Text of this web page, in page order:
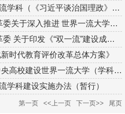
加快建设世界一流大学和一流学科（《习近平谈治国理政》第二卷）
教育部 财政部 国家发展改革委关于深入推进 世界一流大学和一流...
教育部 财政部 国家发展改革委 关于印发《“双一流”建设成效评...
时代教育评价改革总体方案》
财政部 教育部关于印发《中央高校建设世界一流大学（学科）和特...
学科建设实施办法（暂行）
第一页 <<上一页 下一页>> 尾页